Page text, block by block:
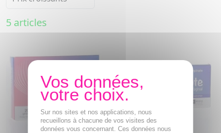
5 articles
Sur nos sites et nos applications, nous
recueillons à chacune de vos visites des
données vous concernant. Ces données nous